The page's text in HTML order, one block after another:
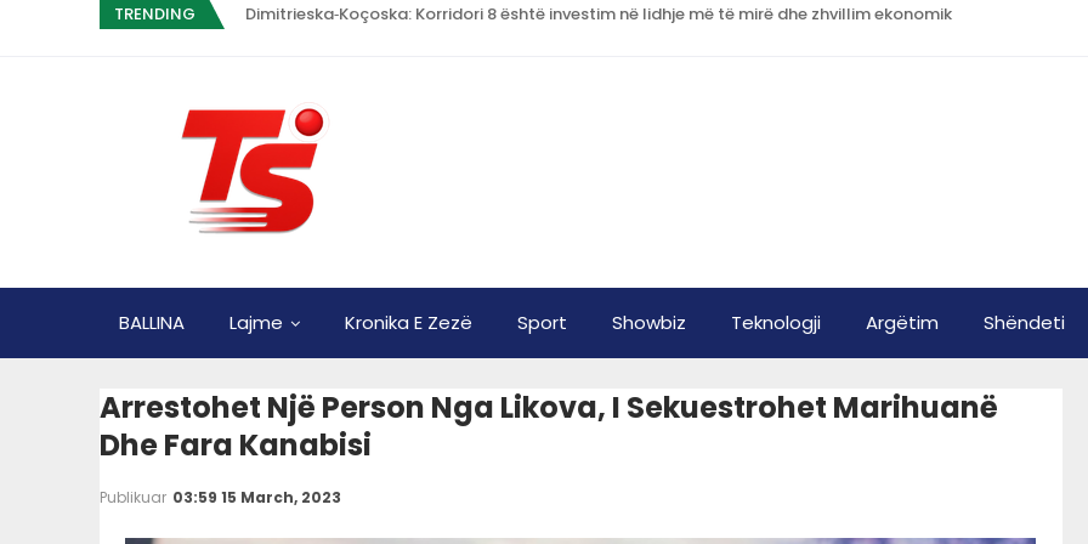
TRENDING Dimitrieska‑Koçoska: Korridori 8 është investim në lidhje më të mirë dhe zhvillim ekonomik
BALLINA Lajme Kronika E Zezë Sport Showbiz Teknologji Argëtim Shëndeti
Arrestohet Një Person Nga Likova, I Sekuestrohet Marihuanë
Dhe Fara Kanabisi
Publikuar 03:59 15 March, 2023